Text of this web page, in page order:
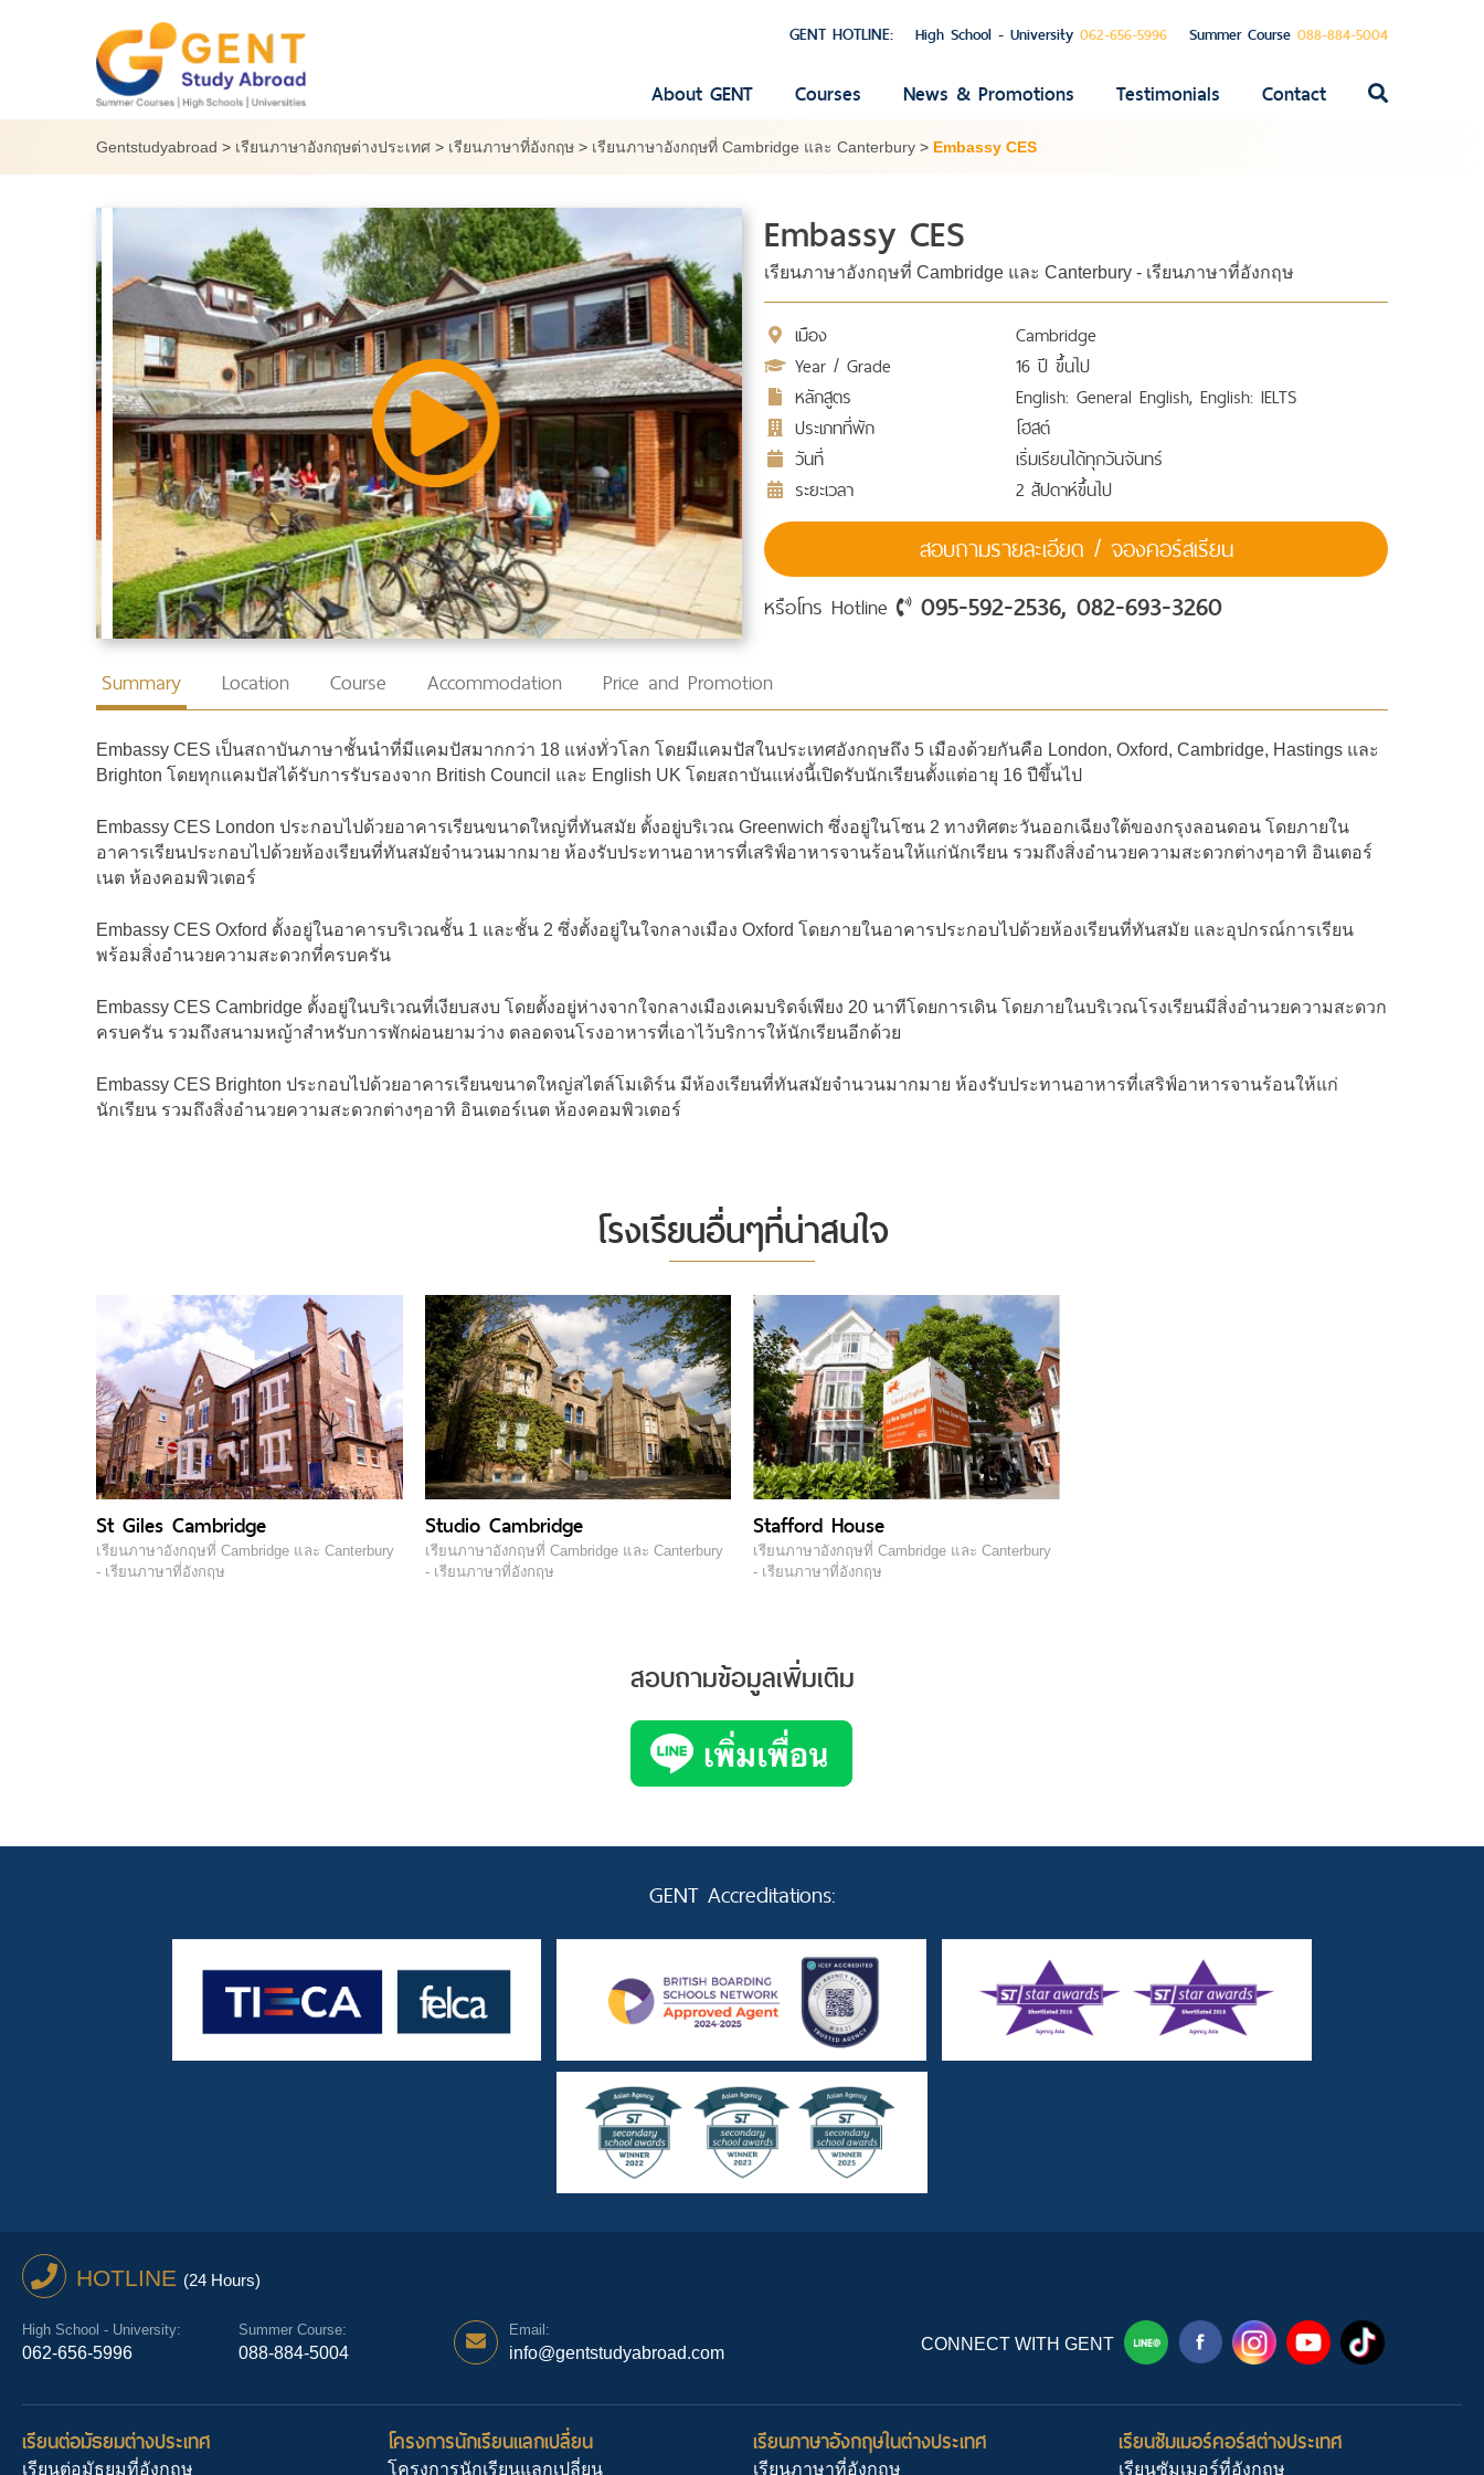
GENT HOTLINE: High School - University 062-656-5996 Summer Course 088-884-5004
About GENT Courses News & Promotions Testimonials Contact
Gentstudyabroad > เรียนภาษาอังกฤษต่างประเทศ > เรียนภาษาที่อังกฤษ > เรียนภาษาอังกฤษที่ Cambridge และ Canterbury > Embassy CES
Embassy CES
เรียนภาษาอังกฤษที่ Cambridge และ Canterbury - เรียนภาษาที่อังกฤษ
เมือง
Cambridge
Year / Grade
16 ปี ขึ้นไป
หลักสูตร
English: General English, English: IELTS
ประเภทที่พัก
โฮสต์
วันที่
เริ่มเรียนได้ทุกวันจันทร์
ระยะเวลา
2 สัปดาห์ขึ้นไป
สอบถามรายละเอียด / จองคอร์สเรียน
หรือโทร Hotline 095-592-2536, 082-693-3260
Summary Location Course Accommodation Price and Promotion
Embassy CES เป็นสถาบันภาษาชั้นนำที่มีแคมปัสมากกว่า 18 แห่งทั่วโลก โดยมีแคมปัสในประเทศอังกฤษถึง 5 เมืองด้วยกันคือ London, Oxford, Cambridge, Hastings และ
Brighton โดยทุกแคมปัสได้รับการรับรองจาก British Council และ English UK โดยสถาบันแห่งนี้เปิดรับนักเรียนตั้งแต่อายุ 16 ปีขึ้นไป
Embassy CES London ประกอบไปด้วยอาคารเรียนขนาดใหญ่ที่ทันสมัย ตั้งอยู่บริเวณ Greenwich ซึ่งอยู่ในโซน 2 ทางทิศตะวันออกเฉียงใต้ของกรุงลอนดอน โดยภายใน
อาคารเรียนประกอบไปด้วยห้องเรียนที่ทันสมัยจำนวนมากมาย ห้องรับประทานอาหารที่เสริฟ์อาหารจานร้อนให้แก่นักเรียน รวมถึงสิ่งอำนวยความสะดวกต่างๆอาทิ อินเตอร์
เนต ห้องคอมพิวเตอร์
Embassy CES Oxford ตั้งอยู่ในอาคารบริเวณชั้น 1 และชั้น 2 ซึ่งตั้งอยู่ในใจกลางเมือง Oxford โดยภายในอาคารประกอบไปด้วยห้องเรียนที่ทันสมัย และอุปกรณ์การเรียน
พร้อมสิ่งอำนวยความสะดวกที่ครบครัน
Embassy CES Cambridge ตั้งอยู่ในบริเวณที่เงียบสงบ โดยตั้งอยู่ห่างจากใจกลางเมืองเคมบริดจ์เพียง 20 นาทีโดยการเดิน โดยภายในบริเวณโรงเรียนมีสิ่งอำนวยความสะดวก
ครบครัน รวมถึงสนามหญ้าสำหรับการพักผ่อนยามว่าง ตลอดจนโรงอาหารที่เอาไว้บริการให้นักเรียนอีกด้วย
Embassy CES Brighton ประกอบไปด้วยอาคารเรียนขนาดใหญ่สไตล์โมเดิร์น มีห้องเรียนที่ทันสมัยจำนวนมากมาย ห้องรับประทานอาหารที่เสริฟ์อาหารจานร้อนให้แก่
นักเรียน รวมถึงสิ่งอำนวยความสะดวกต่างๆอาทิ อินเตอร์เนต ห้องคอมพิวเตอร์
โรงเรียนอื่นๆที่น่าสนใจ
St Giles Cambridge
เรียนภาษาอังกฤษที่ Cambridge และ Canterbury
- เรียนภาษาที่อังกฤษ
Studio Cambridge
เรียนภาษาอังกฤษที่ Cambridge และ Canterbury
- เรียนภาษาที่อังกฤษ
Stafford House
เรียนภาษาอังกฤษที่ Cambridge และ Canterbury
- เรียนภาษาที่อังกฤษ
สอบถามข้อมูลเพิ่มเติม
GENT Accreditations:
HOTLINE (24 Hours)
High School - University:
062-656-5996
Summer Course:
088-884-5004
Email:
info@gentstudyabroad.com CONNECT WITH GENT
เรียนต่อมัธยมต่างประเทศ
เรียนต่อมัธยมที่อังกฤษ
โครงการนักเรียนแลกเปลี่ยน
โครงการนักเรียนแลกเปลี่ยน
เรียนภาษาอังกฤษในต่างประเทศ
เรียนภาษาที่อังกฤษ
เรียนซัมเมอร์คอร์สต่างประเทศ
เรียนซัมเมอร์ที่อังกฤษ